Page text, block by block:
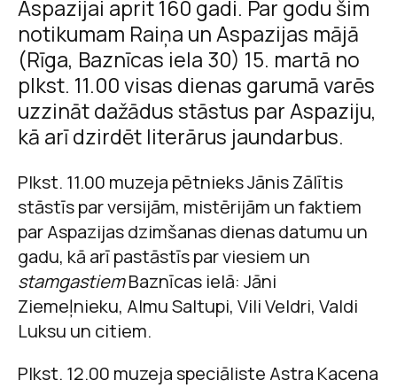
Aspazijai aprit 160 gadi. Par godu šim
notikumam Raiņa un Aspazijas mājā
(Rīga, Baznīcas iela 30) 15. martā no
plkst. 11.00 visas dienas garumā varēs
uzzināt dažādus stāstus par Aspaziju,
kā arī dzirdēt literārus jaundarbus.
Plkst. 11.00 muzeja pētnieks Jānis Zālītis
stāstīs par versijām, mistērijām un faktiem
par Aspazijas dzimšanas dienas datumu un
gadu, kā arī pastāstīs par viesiem un
stamgastiemBaznīcas ielā: Jāni
Ziemeļnieku, Almu Saltupi, Vili Veldri, Valdi
Luksu un citiem.
Plkst. 12.00 muzeja speciāliste Astra Kacena